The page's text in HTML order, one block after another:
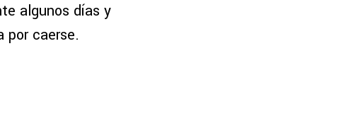
algunos días y
por caerse.